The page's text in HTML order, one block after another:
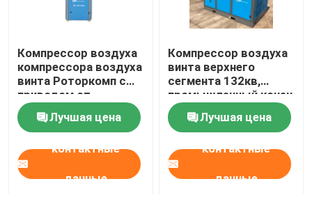
Компрессор воздуха
компрессора воздуха
винта Роторкомп с
приводом от
двигателя для
смазанного масла
Лучшая цена
контактные
данные
Компрессор воздуха
винта верхнего
сегмента 132кв,
промышленный конец
воздуха винта
РоторкомпЛучшая цена
контактные
данные